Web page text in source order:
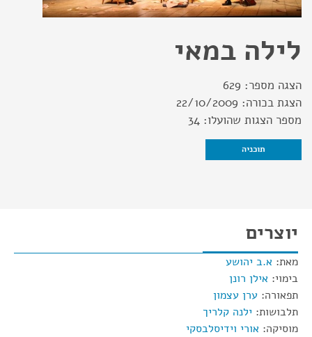
לילה במאי
הצגה מספר: 629
הצגת בכורה: 22/10/2009
מספר הצגות שהועלו: 34
תוכניה
יוצרים
מאת: א.ב יהושע
בימוי: אילן רונן
תפאורה: ערן עצמון
תלבושות: ילנה קלריך
מוסיקה: אורי וידיסלבסקי